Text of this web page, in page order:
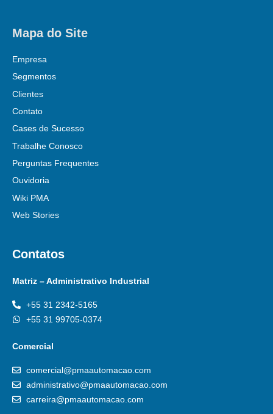
Mapa do Site
Empresa
Segmentos
Clientes
Contato
Cases de Sucesso
Trabalhe Conosco
Perguntas Frequentes
Ouvidoria
Wiki PMA
Web Stories
Contatos
Matriz – Administrativo Industrial
+55 31 2342-5165
+55 31 99705-0374
Comercial
comercial@pmaautomacao.com
administrativo@pmaautomacao.com
carreira@pmaautomacao.com